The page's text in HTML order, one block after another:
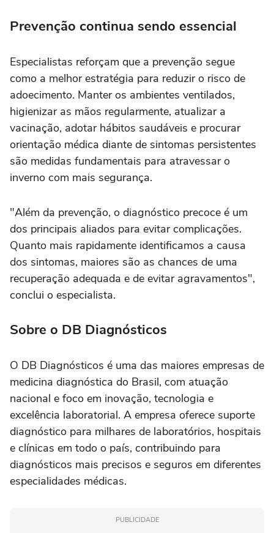
Prevenção continua sendo essencial
Especialistas reforçam que a prevenção segue
como a melhor estratégia para reduzir o risco de
adoecimento. Manter os ambientes ventilados,
higienizar as mãos regularmente, atualizar a
vacinação, adotar hábitos saudáveis e procurar
orientação médica diante de sintomas persistentes
são medidas fundamentais para atravessar o
inverno com mais segurança.
"Além da prevenção, o diagnóstico precoce é um
dos principais aliados para evitar complicações.
Quanto mais rapidamente identificamos a causa
dos sintomas, maiores são as chances de uma
recuperação adequada e de evitar agravamentos",
conclui o especialista.
Sobre o DB Diagnósticos
O DB Diagnósticos é uma das maiores empresas de
medicina diagnóstica do Brasil, com atuação
nacional e foco em inovação, tecnologia e
excelência laboratorial. A empresa oferece suporte
diagnóstico para milhares de laboratórios, hospitais
e clínicas em todo o país, contribuindo para
diagnósticos mais precisos e seguros em diferentes
especialidades médicas.
PUBLICIDADE